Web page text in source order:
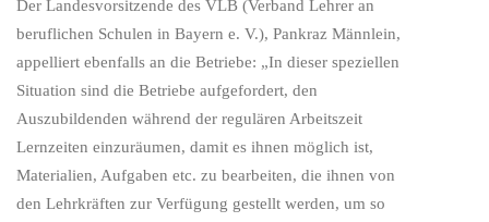
Der Landesvorsitzende des VLB (Verband Lehrer an
beruflichen Schulen in Bayern e. V.), Pankraz Männlein,
appelliert ebenfalls an die Betriebe: „In dieser speziellen
Situation sind die Betriebe aufgefordert, den
Auszubildenden während der regulären Arbeitszeit
Lernzeiten einzuräumen, damit es ihnen möglich ist,
Materialien, Aufgaben etc. zu bearbeiten, die ihnen von
den Lehrkräften zur Verfügung gestellt werden, um so